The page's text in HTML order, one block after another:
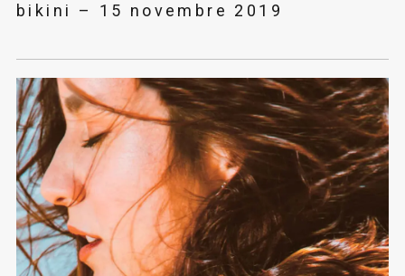
bikini – 15 novembre 2019